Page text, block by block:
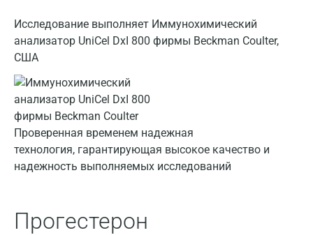
Исследование выполняет Иммунохимический
анализатор UniCel DxI 800 фирмы Beckman Coulter,
США
Проверенная временем надежная
технология, гарантирующая высокое качество и
надежность выполняемых исследований
Прогестерон
Всеволожск
Геленджик
Голубое
Дзержинск
Дзержинский
Долгопрудный